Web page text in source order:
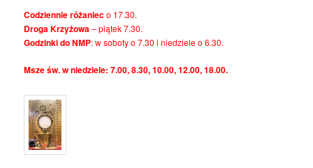
Codziennie różanieco 17.30.
Droga Krzyżowa – piątek 7.30.
Godzinki do NMP: w soboty o 7.30 i niedziele o 6.30.
Msze św. w niedziele: 7.00, 8.30, 10.00, 12.00, 18.00.